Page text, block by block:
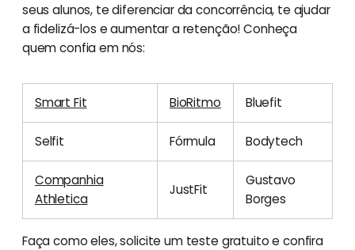
seus alunos, te diferenciar da concorrência, te ajudar
a fidelizá-los e aumentar a retenção! Conheça
quem confia em nós:
Smart Fit BioRitmo Bluefit
Selfit Fórmula Bodytech
Companhia
Athletica
JustFit
Gustavo
Borges
Faça como eles, solicite um teste gratuito e confira